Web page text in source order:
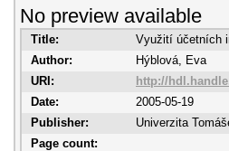
No preview available
Title:
Využití účetních
Author:
Hýblová, Eva
URI:
http://
Date:
2005-05-19
Publisher:
Univerzita
Page count: